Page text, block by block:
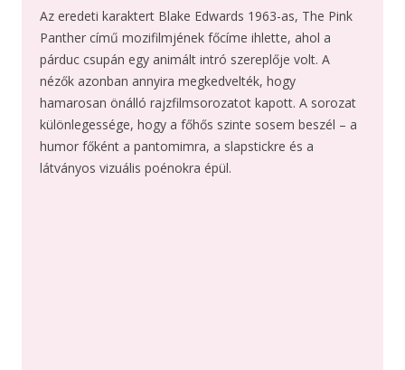
Az eredeti karaktert Blake Edwards 1963-as, The Pink
Panther című mozifilmjének főcíme ihlette, ahol a
párduc csupán egy animált intró szereplője volt. A
nézők azonban annyira megkedvelték, hogy
hamarosan önálló rajzfilmsorozatot kapott. A sorozat
különlegessége, hogy a főhős szinte sosem beszél – a
humor főként a pantomimra, a slapstickre és a
látványos vizuális poénokra épül.